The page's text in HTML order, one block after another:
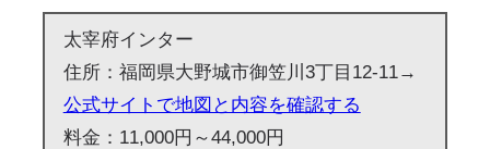
太宰府インター
住所：福岡県大野城市御笠川3丁目12-11→
公式サイトで地図と内容を確認する
料金：11,000円～44,000円